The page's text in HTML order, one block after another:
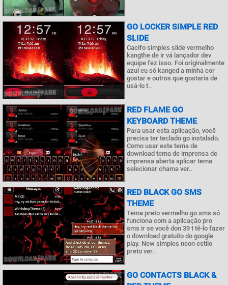
GO LOCKER SIMPLE RED
SLIDE
Cacifo simples slide vermelho
kangthe de ir vá lançador dev
equipe fez isso. Foi originalmente
azul eu só kanged a minha cor
gostar e outros que gostaria de
usá-lo t..
RED FLAME GO
KEYBOARD THEME
Para usar esta aplicação, você
precisa ter teclado go instalado.
Como usar este tema de
download tema de imprensa de
imprensa aberta aplicar tema
selecionar chama ver..
RED BLACK GO SMS
THEME
Tema preto vermelho go sms só
funciona com a aplicação pro
sms ir se você don 39 t tê-lo fazer
o download gratuito do google
play. New simples neon estilo
preto ver..
GO CONTACTS BLACK &